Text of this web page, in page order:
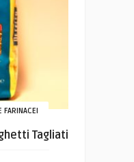
FARINACEI
Tagliati